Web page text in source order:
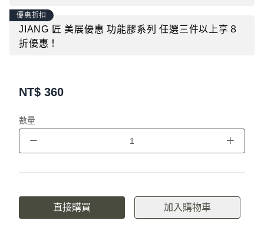
優惠折扣
JIANG 匠 美展優惠 功能膠系列 任選三件以上享８
折優惠！
NT$ 360
數量
－ ＋
直接購買 加入購物車